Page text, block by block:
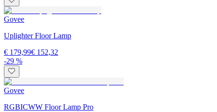
Govee
Uplighter Floor Lamp
€ 179,99€ 152,32
-29 %
Govee
RGBICWW Floor Lamp Pro